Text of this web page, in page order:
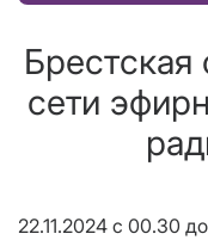
Брестская
сети
22.11.2024 с 00.30